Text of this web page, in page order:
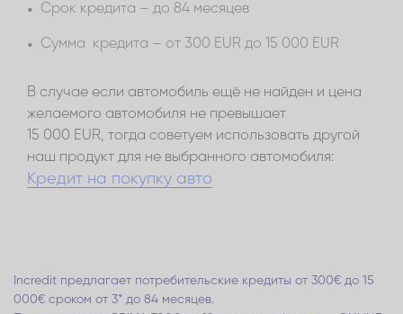
Срок кредита – до 84 месяцев
Сумма кредита – от 300 EUR до 15 000 EUR
В случае если автомобиль ещё не найден и цена
желаемого автомобиля не превышает
15 000 EUR, тогда советуем использовать другой
наш продукт для не выбранного автомобиля:
Кредит на покупку авто
Incredit предлагает потребительские кредиты от 300€ до 15
000€ сроком от 3* до 84 месяцев.